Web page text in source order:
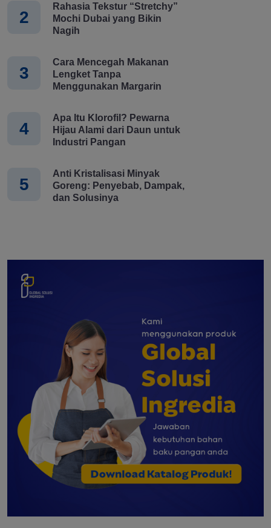
2
Rahasia Tekstur “Stretchy”
Mochi Dubai yang Bikin
Nagih
3
Cara Mencegah Makanan
Lengket Tanpa
Menggunakan Margarin
4
Apa Itu Klorofil? Pewarna
Hijau Alami dari Daun untuk
Industri Pangan
5
Anti Kristalisasi Minyak
Goreng: Penyebab, Dampak,
dan Solusinya